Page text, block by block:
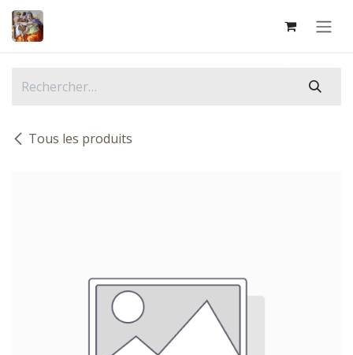
Se rendre au contenu
Tous les produits